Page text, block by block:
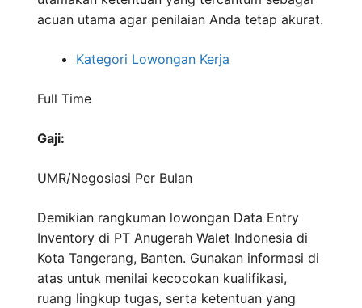
acuan utama agar penilaian Anda tetap akurat.
Kategori Lowongan Kerja
Full Time
Gaji:
UMR/Negosiasi Per Bulan
Demikian rangkuman lowongan Data Entry
Inventory di PT Anugerah Walet Indonesia di
Kota Tangerang, Banten. Gunakan informasi di
atas untuk menilai kecocokan kualifikasi,
ruang lingkup tugas, serta ketentuan yang